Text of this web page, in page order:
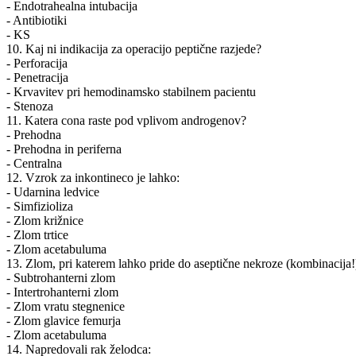
- Endotrahealna intubacija
- Antibiotiki
- KS
10. Kaj ni indikacija za operacijo peptične razjede?
- Perforacija
- Penetracija
- Krvavitev pri hemodinamsko stabilnem pacientu
- Stenoza
11. Katera cona raste pod vplivom androgenov?
- Prehodna
- Prehodna in periferna
- Centralna
12. Vzrok za inkontineco je lahko:
- Udarnina ledvice
- Simfizioliza
- Zlom križnice
- Zlom trtice
- Zlom acetabuluma
13. Zlom, pri katerem lahko pride do aseptične nekroze
- Subtrohanterni zlom
- Intertrohanterni zlom
- Zlom vratu stegnenice
- Zlom glavice femurja
- Zlom acetabuluma
14. Napredovali rak želodca: